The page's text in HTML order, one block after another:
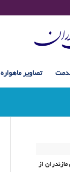
تصاویر ماهواره
از